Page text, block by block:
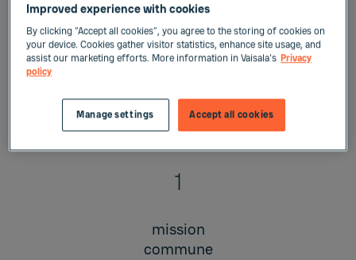
2
planètes où notre
1
mission
commune
Improved experience with cookies
By clicking “Accept all cookies”, you agree to the storing of cookies on
your device. Cookies gather visitor statistics, enhance site usage, and
assist our marketing efforts. More information in Vaisala's Privacy
policy
Accept all cookies
Manage settings